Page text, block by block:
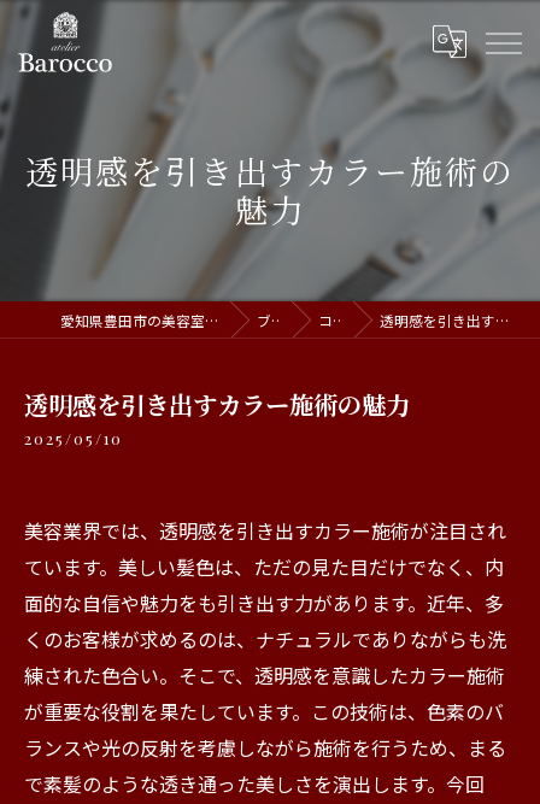
透明感を引き出すカラー施術の
魅力
愛知県豊田市の美容室ならatelier Barocco ブログ コラム 透明感を引き出すカラー施術の魅力
透明感を引き出すカラー施術の魅力
2025/05/10
美容業界では、透明感を引き出すカラー施術が注目され
ています。美しい髪色は、ただの見た目だけでなく、内
面的な自信や魅力をも引き出す力があります。近年、多
くのお客様が求めるのは、ナチュラルでありながらも洗
練された色合い。そこで、透明感を意識したカラー施術
が重要な役割を果たしています。この技術は、色素のバ
ランスや光の反射を考慮しながら施術を行うため、まる
で素髪のような透き通った美しさを演出します。今回